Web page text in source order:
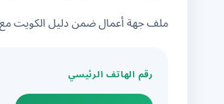
ملف جهة أعمال ضمن دليل الكويت
رقم الهاتف الرئيسي